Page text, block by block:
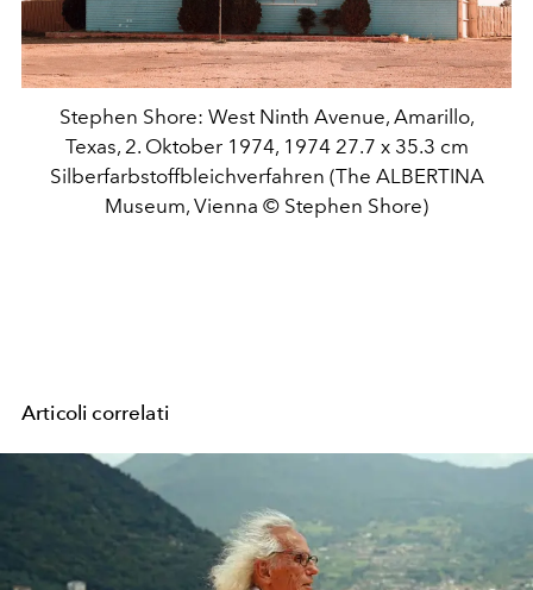
Stephen Shore: West Ninth Avenue, Amarillo,
Texas, 2. Oktober 1974, 1974 27.7 x 35.3 cm
Silberfarbstoffbleichverfahren (The ALBERTINA
Museum, Vienna © Stephen Shore)
Articoli correlati